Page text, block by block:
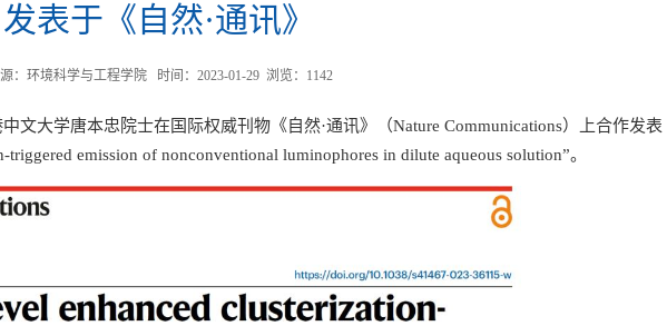
发表于《自然·通讯》
：环境科学与工程学院 时间：2023-01-29 浏览： 1142
文大学唐本忠院士在国际权威刊物《自然·通讯》（Nature Communications）上合作发表
emission of nonconventional luminophores in dilute aqueous solution”。